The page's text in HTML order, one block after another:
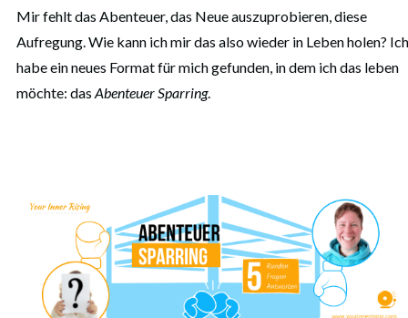
Mir fehlt das Abenteuer, das Neue auszuprobieren, diese
Aufregung. Wie kann ich mir das also wieder in Leben holen? Ich
habe ein neues Format für mich gefunden, in dem ich das leben
möchte: das Abenteuer Sparring.